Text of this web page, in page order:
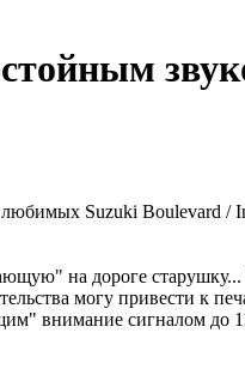
Suzuki Boulevard /
на дороге
могу привести к
внимание сигналом до